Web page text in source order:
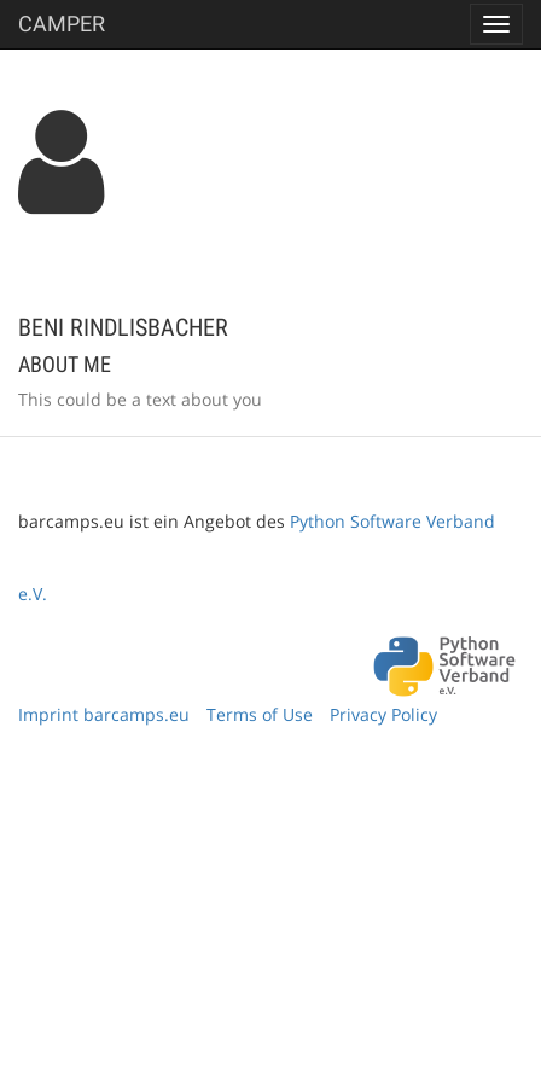
CAMPER
BENI RINDLISBACHER
ABOUT ME
This could be a text about you
barcamps.eu ist ein Angebot des Python Software Verband
e.V.
Imprint barcamps.eu Terms of Use Privacy Policy